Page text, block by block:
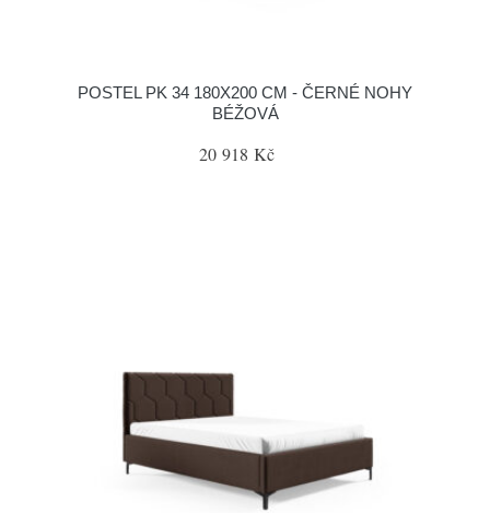
POSTEL PK 34 180X200 CM - ČERNÉ NOHY
BÉŽOVÁ
20 918 Kč